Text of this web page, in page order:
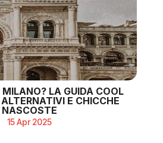
MILANO? LA GUIDA COOL
E CHICCHE
NASCOSTE
15 Apr 2025